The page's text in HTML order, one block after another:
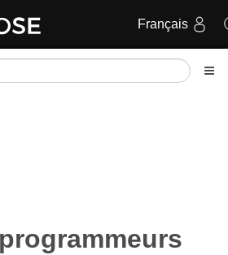
Français